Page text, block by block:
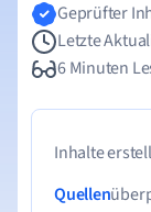
Geprüfter
Letzte
6 Minuten
Inhalte
Quellen